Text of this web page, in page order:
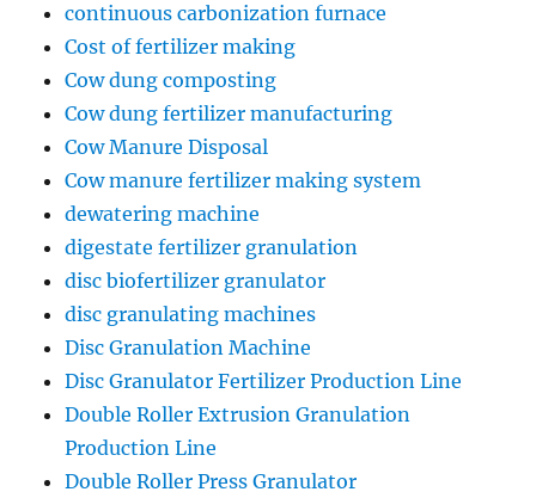
continuous carbonization furnace
Cost of fertilizer making
Cow dung composting
Cow dung fertilizer manufacturing
Cow Manure Disposal
Cow manure fertilizer making system
dewatering machine
digestate fertilizer granulation
disc biofertilizer granulator
disc granulating machines
Disc Granulation Machine
Disc Granulator Fertilizer Production Line
Double Roller Extrusion Granulation
Production Line
Double Roller Press Granulator